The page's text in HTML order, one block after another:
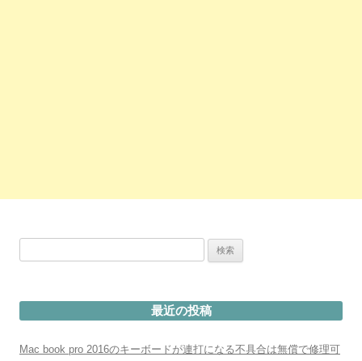
最近の投稿
Mac book pro 2016のキーボードが連打になる不具合は無償で修理可